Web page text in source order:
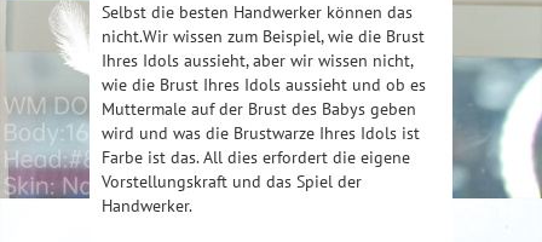
Selbst die besten Handwerker können das
nicht.Wir wissen zum Beispiel, wie die Brust
Ihres Idols aussieht, aber wir wissen nicht,
wie die Brust Ihres Idols aussieht und ob es
Muttermale auf der Brust des Babys geben
wird und was die Brustwarze Ihres Idols ist
Farbe ist das. All dies erfordert die eigene
Vorstellungskraft und das Spiel der
Handwerker.